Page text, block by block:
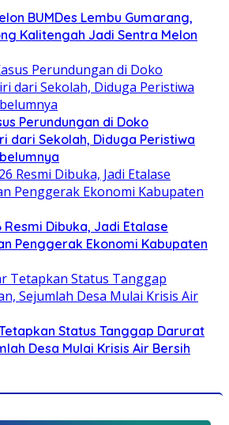
BUMDes Lembu Gumarang,
Kalitengah Jadi Sentra Melon
Perundungan di Doko
dari Sekolah, Diduga Peristiwa
Resmi Dibuka, Jadi Etalase
Penggerak Ekonomi Kabupaten
Status Tanggap Darurat
Desa Mulai Krisis Air Bersih